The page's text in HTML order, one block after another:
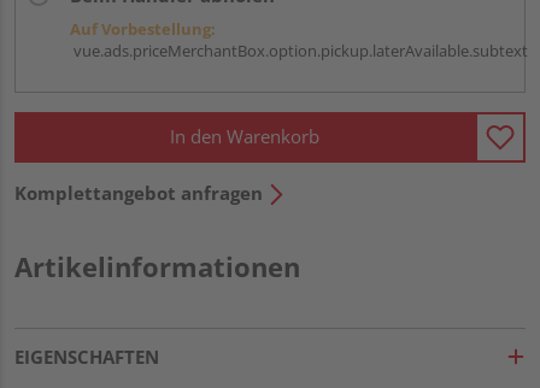
Auf Vorbestellung:
vue.ads.priceMerchantBox.option.pickup.laterAvailable.subtext
In den Warenkorb
Komplettangebot anfragen
Artikelinformationen
EIGENSCHAFTEN